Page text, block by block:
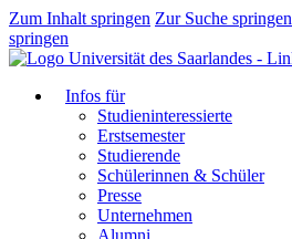
Zum Inhalt springen Zur Suche springen
springen
Infos für
Studieninteressierte
Erstsemester
Studierende
Schülerinnen & Schüler
Presse
Unternehmen
Alumni